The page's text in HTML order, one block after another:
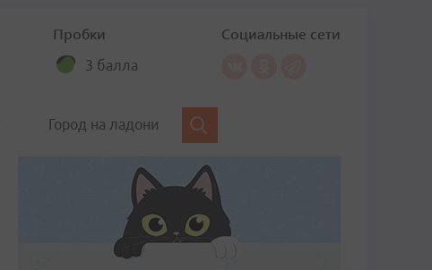
Пробки
3 балла
Социальные сети
Город на ладони